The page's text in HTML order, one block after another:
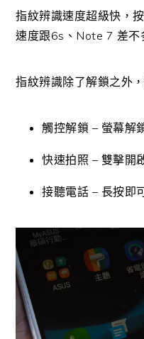
指紋辨識速度超級快，
速度跟6s、Note 7 差不
指紋辨識除了解鎖之外
觸控解鎖 – 螢幕解
快速拍照 – 雙擊開
接聽電話 – 長按即